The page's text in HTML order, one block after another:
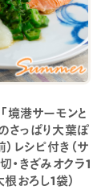
境港サーモンと
さっぱり大葉ぽ
レシピ付き（サ
・きざみオクラ1
おろし1袋）